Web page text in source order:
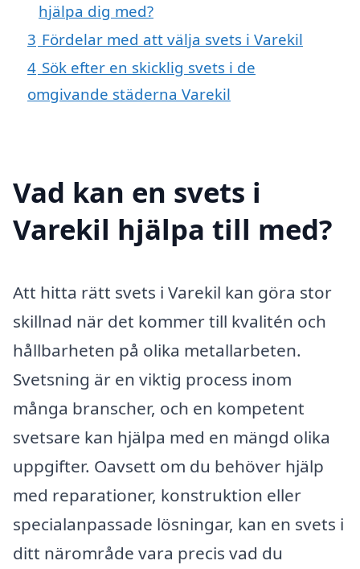
hjälpa dig med?
3 Fördelar med att välja svets i Varekil
4 Sök efter en skicklig svets i de
omgivande städerna Varekil
Vad kan en svets i
Varekil hjälpa till med?
Att hitta rätt svets i Varekil kan göra stor
skillnad när det kommer till kvalitén och
hållbarheten på olika metallarbeten.
Svetsning är en viktig process inom
många branscher, och en kompetent
svetsare kan hjälpa med en mängd olika
uppgifter. Oavsett om du behöver hjälp
med reparationer, konstruktion eller
specialanpassade lösningar, kan en svets i
ditt närområde vara precis vad du